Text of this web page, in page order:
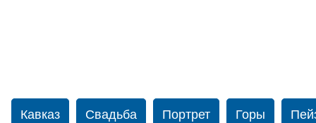
Кавказ Свадьба Портрет Горы